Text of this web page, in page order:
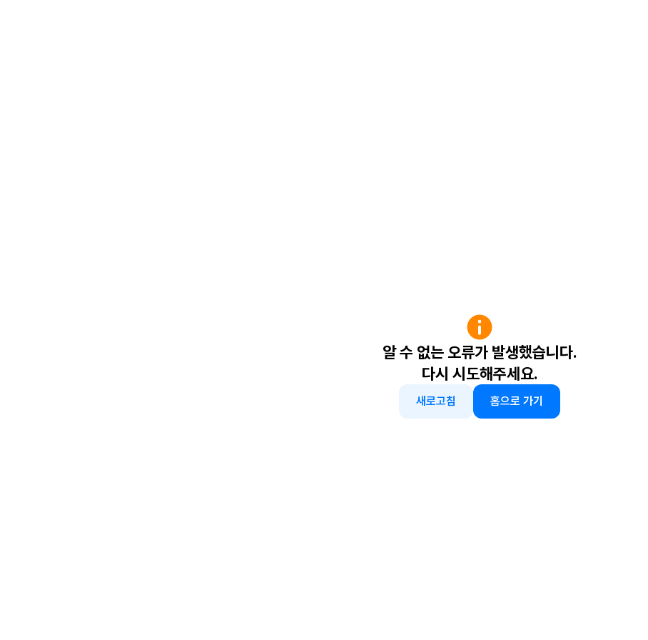
알 수 없는 오류가 발생했습니다.
다시 시도해주세요.
새로고침 홈으로 가기